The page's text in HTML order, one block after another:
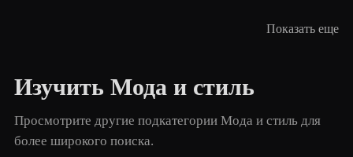
Показать еще
Изучить Мода и стиль
Просмотрите другие подкатегории Мода и стиль для
более широкого поиска.